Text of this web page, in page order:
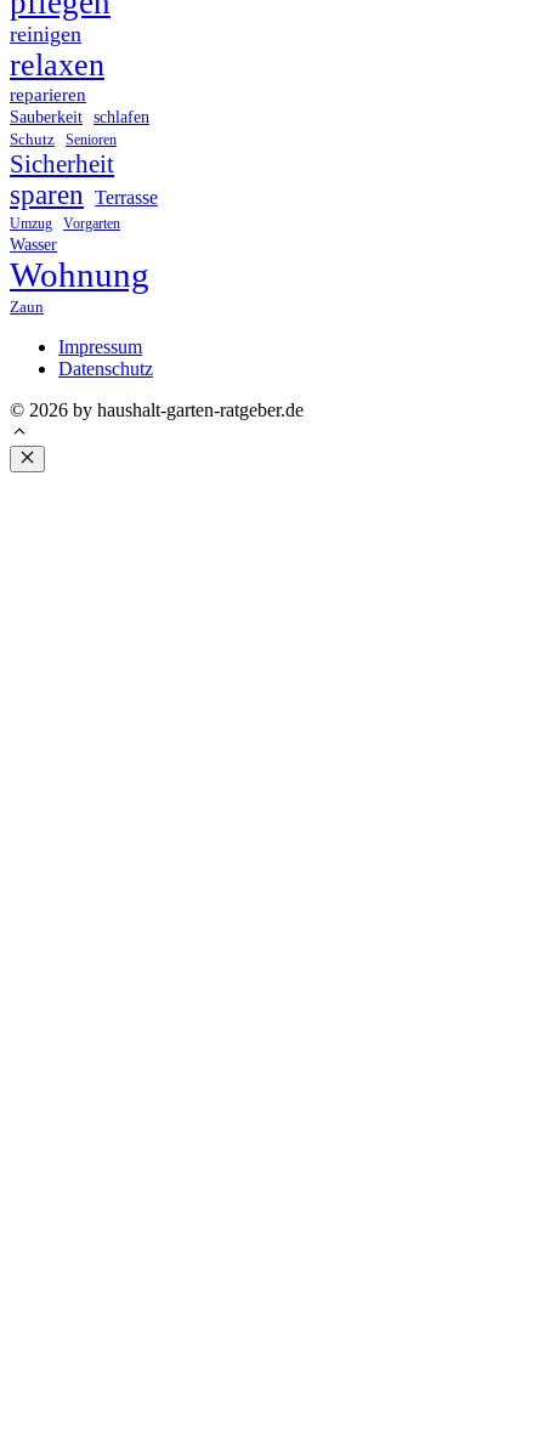
reinigen
relaxen
reparieren
Sauberkeit schlafen
Schutz Senioren
Sicherheit
sparen Terrasse
Umzug Vorgarten
Wasser
Wohnung
Zaun
Impressum
Datenschutz
© 2026 by haushalt-garten-ratgeber.de
Schließen